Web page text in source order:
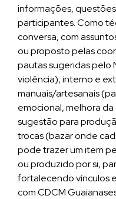
informações,
participantes. Como
conversa, com
ou proposto pelas
pautas sugeridas pelo
violência), interno e
manuais/artesanais
emocional, melhora
sugestão para
trocas (bazar onde
pode trazer um item
ou produzido por si,
fortalecendo vínculos
com CDCM